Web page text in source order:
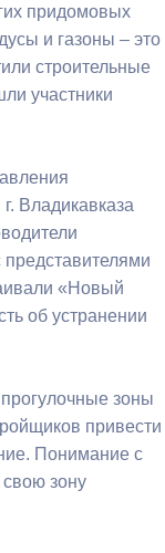
придомовых
и газоны – это
строительные
участники
Владикавказа
«Новый
об устранении
зоны
привести
Понимание с
свою зону